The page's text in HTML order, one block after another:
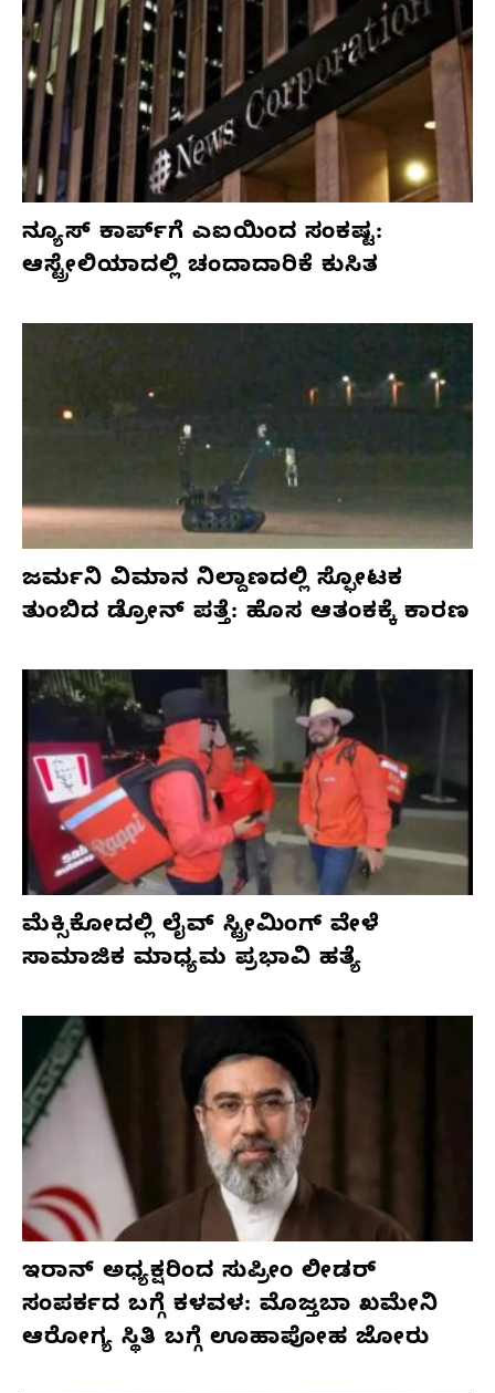
ನ್ಯೂಸ್ ಕಾರ್ಪ್‌ಗೆ ಎಐಯಿಂದ ಸಂಕಷ್ಟ:
ಆಸ್ಟ್ರೇಲಿಯಾದಲ್ಲಿ ಚಂದಾದಾರಿಕೆ ಕುಸಿತ
ಜರ್ಮನಿ ವಿಮಾನ ನಿಲ್ದಾಣದಲ್ಲಿ ಸ್ಫೋಟಕ
ತುಂಬಿದ ಡ್ರೋನ್ ಪತ್ತೆ: ಹೊಸ ಆತಂಕಕ್ಕೆ ಕಾರಣ
ಮೆಕ್ಸಿಕೋದಲ್ಲಿ ಲೈವ್ ಸ್ಟ್ರೀಮಿಂಗ್ ವೇಳೆ
ಸಾಮಾಜಿಕ ಮಾಧ್ಯಮ ಪ್ರಭಾವಿ ಹತ್ಯೆ
ಇರಾನ್ ಅಧ್ಯಕ್ಷರಿಂದ ಸುಪ್ರೀಂ ಲೀಡರ್
ಸಂಪರ್ಕದ ಬಗ್ಗೆ ಕಳವಳ: ಮೊಜ್ತಬಾ ಖಮೇನಿ
ಆರೋಗ್ಯ ಸ್ಥಿತಿ ಬಗ್ಗೆ ಊಹಾಪೋಹ ಜೋರು